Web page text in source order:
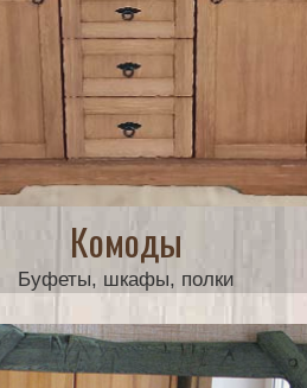
Комоды
Буфеты, шкафы, полки